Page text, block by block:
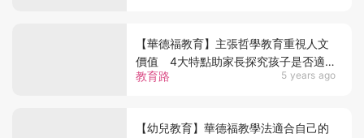
教育路 5 years ago
【華德福教育】主張哲學教育重視人文
價值 4大特點助家長探究孩子是否適
合華式教育
【幼兒教育】華德福教學法適合自己的